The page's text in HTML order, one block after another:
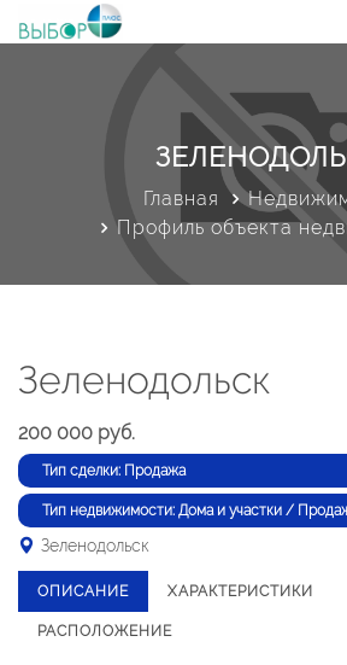
Главная
Профиль объекта
Зеленодольск
200 000 руб.
Тип сделки: Продажа
Тип недвижимости: Дома и участки /
Зеленодольск
ОПИСАНИЕ ХАРАКТЕРИСТИКИ
РАСПОЛОЖЕНИЕ